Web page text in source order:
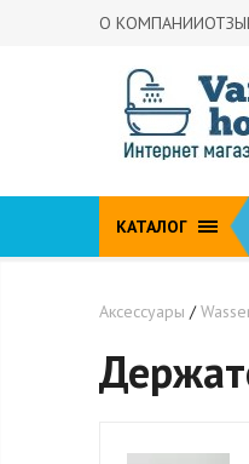
О КОМПАНИИ
КАТАЛОГ
Аксессуары /